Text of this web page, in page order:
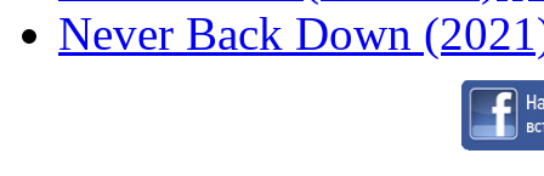
Never Back Down